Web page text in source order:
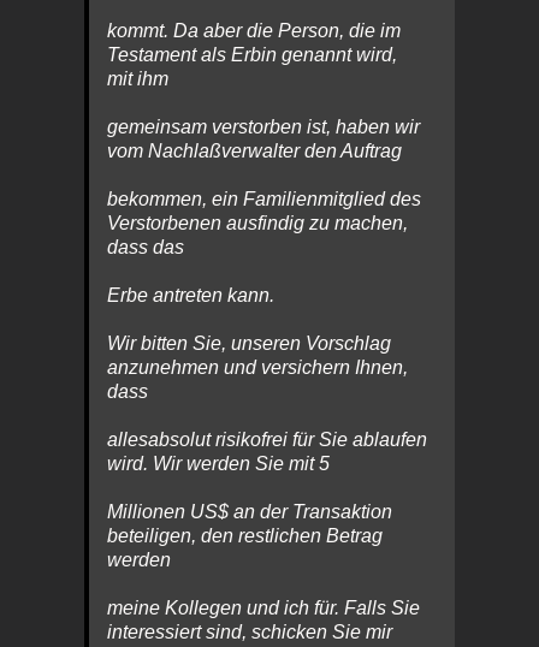
kommt. Da aber die Person, die im
Testament als Erbin genannt wird,
mit ihm
gemeinsam verstorben ist, haben wir
vom Nachlaßverwalter den Auftrag
bekommen, ein Familienmitglied des
Verstorbenen ausfindig zu machen,
dass das
Erbe antreten kann.
Wir bitten Sie, unseren Vorschlag
anzunehmen und versichern Ihnen,
dass
allesabsolut risikofrei für Sie ablaufen
wird. Wir werden Sie mit 5
Millionen US$ an der Transaktion
beteiligen, den restlichen Betrag
werden
meine Kollegen und ich für. Falls Sie
interessiert sind, schicken Sie mir